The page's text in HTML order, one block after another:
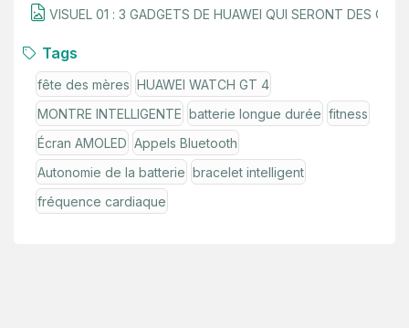
VISUEL 01 : 3 GADGETS DE HUAWEI QUI SERONT DES
Tags
fête des mères HUAWEI WATCH GT 4
MONTRE INTELLIGENTE batterie longue durée fitness
Écran AMOLED Appels Bluetooth
Autonomie de la batterie bracelet intelligent
fréquence cardiaque